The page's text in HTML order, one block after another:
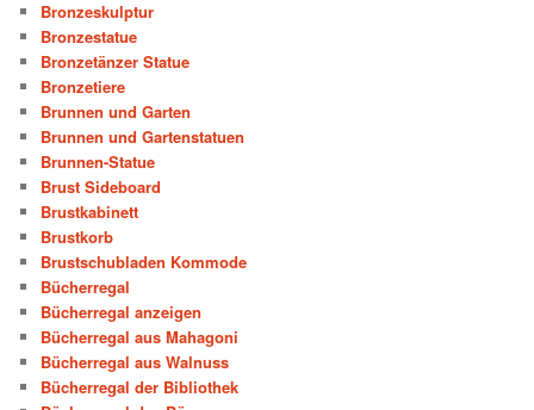
Bronzeskulptur
Bronzestatue
Bronzetänzer Statue
Bronzetiere
Brunnen und Garten
Brunnen und Gartenstatuen
Brunnen-Statue
Brust Sideboard
Brustkabinett
Brustkorb
Brustschubladen Kommode
Bücherregal
Bücherregal anzeigen
Bücherregal aus Mahagoni
Bücherregal aus Walnuss
Bücherregal der Bibliothek